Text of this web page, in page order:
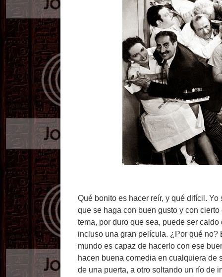
Qué bonito es hacer reír, y qué difícil.
que se haga con buen gusto y con
tema, por duro que sea, puede ser
incluso una gran película. ¿Por qué no?
mundo es capaz de hacerlo con ese
hacen buena comedia en cualquiera de
de una puerta, a otro soltando un río de